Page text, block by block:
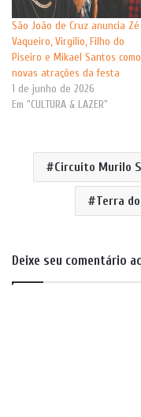
São João de Cruz anuncia Zé
Vaqueiro, Virgílio, Filho do
Piseiro e Mikael Santos como
novas atrações da festa
1 de junho de 2026
Em "CULTURA & LAZER"
Circuito Murilo
Terra
Deixe seu comentário